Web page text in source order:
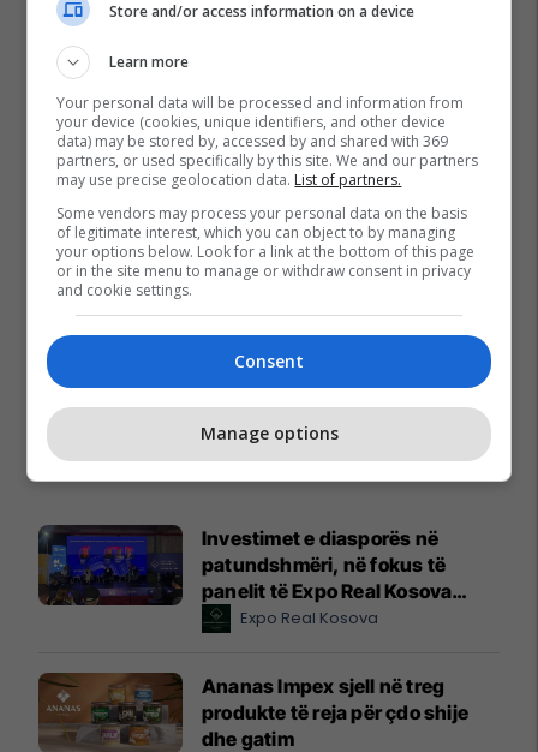
Promo Reklamo këtu
Investimet e diasporës në
patundshmëri, në fokus të
panelit të Expo Real Kosova
2026Expo Real Kosova
Ananas Impex sjell në treg
produkte të reja për çdo shije
dhe gatim
Store and/or access information on a device
Learn more
Your personal data will be processed and information from
your device (cookies, unique identifiers, and other device
data) may be stored by, accessed by and shared with 369
partners, or used specifically by this site. We and our partners
may use precise geolocation data. List of partners.
Some vendors may process your personal data on the basis
of legitimate interest, which you can object to by managing
your options below. Look for a link at the bottom of this page
or in the site menu to manage or withdraw consent in privacy
and cookie settings.
Consent
Manage options